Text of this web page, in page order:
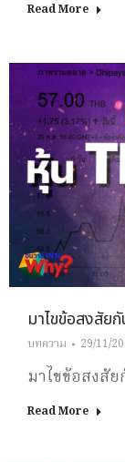
Read More
มาไขข้อสงสั
บทความ 29/11/
มาไขข้อสงสั
Read More